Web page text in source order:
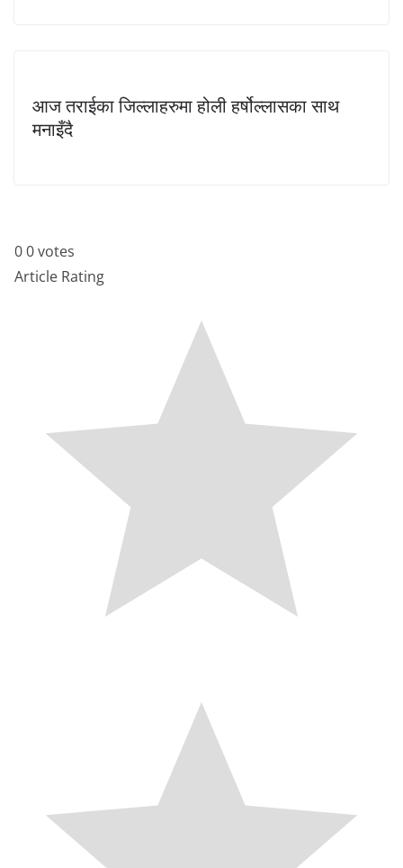
आज तराईका जिल्लाहरुमा होली हर्षोल्लासका साथ
मनाइँदै
00votes
Article Rating